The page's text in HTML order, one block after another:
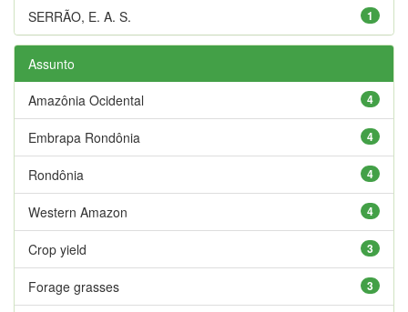
1
SERRÃO, E. A. S.
Assunto
4
Amazônia Ocidental
4
Embrapa Rondônia
4
Rondônia
4
Western Amazon
3
Crop yield
3
Forage grasses